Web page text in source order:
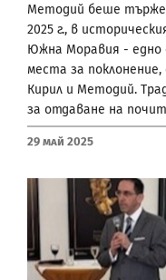
Методий беше
2025 г., в
Южна Моравия - едно
места за
Кирил и Методий.
за отдаване на
29 Май 2025